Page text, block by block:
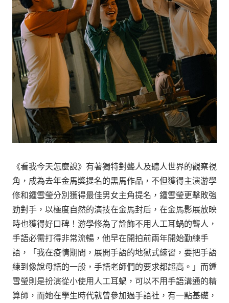
《看我今天怎麼說》有著獨特對聾人及聽人世界的觀察視
角，成為去年金馬獎提名的黑馬作品，不但獲得主演游學
修和鍾雪瑩分別獲得最佳男女主角提名，鍾雪瑩更擊敗強
勁對手，以極度自然的演技在金馬封后，在金馬影展放映
時也獲得好口碑！游學修為了詮飾不用人工耳蝸的聾人，
手語必需打得非常流暢，他早在開拍前兩年開始勤練手
語，「我在疫情期間，展開手語的地獄式練習，要把手語
練到像說母語的一般，手語老師們的要求都超高。」而鍾
雪瑩則是扮演從小使用人工耳蝸，可以不用手語溝通的精
算師，而她在學生時代就曾參加過手語社，有一點基礎，